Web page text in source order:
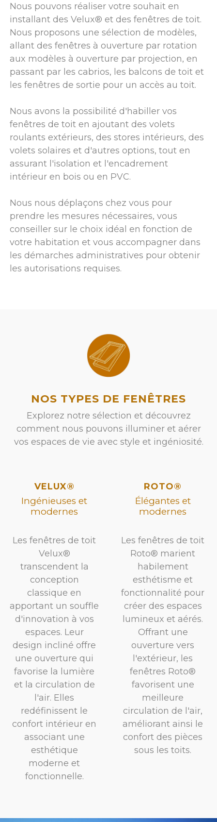
Nous pouvons réaliser votre souhait en
installant des Velux® et des fenêtres de toit.
Nous proposons une sélection de modèles,
allant des fenêtres à ouverture par rotation
aux modèles à ouverture par projection, en
passant par les cabrios, les balcons de toit et
les fenêtres de sortie pour un accès au toit.
Nous avons la possibilité d'habiller vos
fenêtres de toit en ajoutant des volets
roulants extérieurs, des stores intérieurs, des
volets solaires et d'autres options, tout en
assurant l'isolation et l'encadrement
intérieur en bois ou en PVC.
Nous nous déplaçons chez vous pour
prendre les mesures nécessaires, vous
conseiller sur le choix idéal en fonction de
votre habitation et vous accompagner dans
les démarches administratives pour obtenir
les autorisations requises.
NOS TYPES DE FENÊTRES
Explorez notre sélection et découvrez
comment nous pouvons illuminer et aérer
vos espaces de vie avec style et ingéniosité.
VELUX®
Ingénieuses et
modernes
Les fenêtres de toit
Velux®
transcendent la
conception
classique en
apportant un souffle
d'innovation à vos
espaces. Leur
design incliné offre
une ouverture qui
favorise la lumière
et la circulation de
l'air. Elles
redéfinissent le
confort intérieur en
associant une
esthétique
moderne et
fonctionnelle.
ROTO®
Élégantes et
modernes
Les fenêtres de toit
Roto® marient
habilement
esthétisme et
fonctionnalité pour
créer des espaces
lumineux et aérés.
Offrant une
ouverture vers
l'extérieur, les
fenêtres Roto®
favorisent une
meilleure
circulation de l'air,
améliorant ainsi le
confort des pièces
sous les toits.